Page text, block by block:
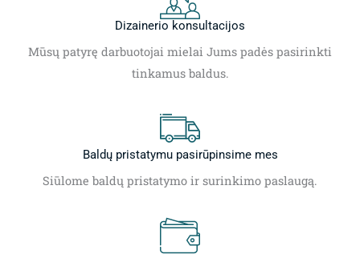
Dizainerio konsultacijos
Mūsų patyrę darbuotojai mielai Jums padės pasirinkti
tinkamus baldus.
Baldų pristatymu pasirūpinsime mes
Siūlome baldų pristatymo ir surinkimo paslaugą.